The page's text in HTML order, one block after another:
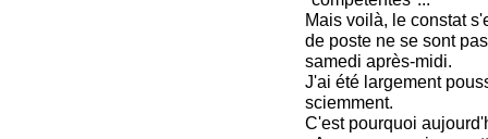
Mais voilà, le constat
de poste ne se sont
samedi après-midi.
J'ai été largement
sciemment.
C'est pourquoi